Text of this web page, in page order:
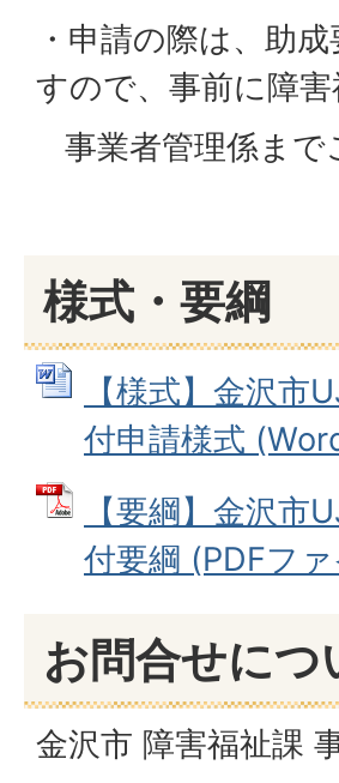
・申請の際は、助
すので、事前に障害
事業者管理係まで
様式・要綱
【様式】金沢市
付申請様式
【要綱】金沢市
付要綱 (PDFフ
お問合せにつ
金沢市 障害福祉課